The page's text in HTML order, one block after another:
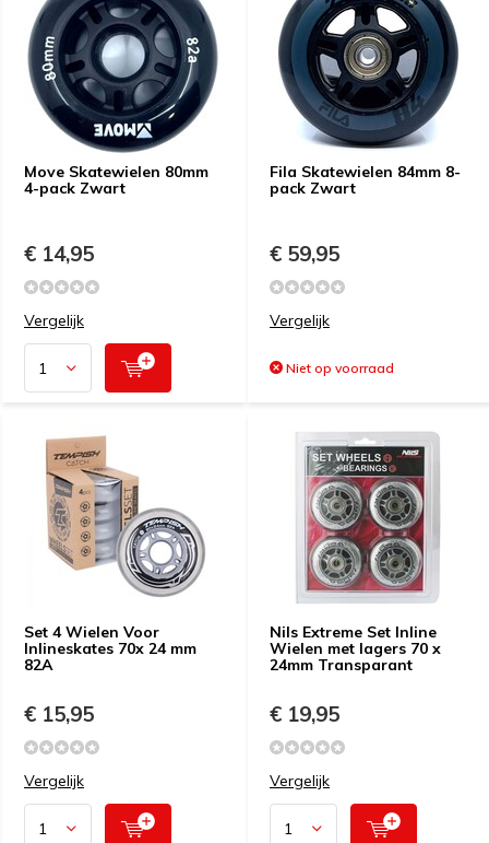
Move Skatewielen 80mm
4-pack Zwart
€ 14,95
Vergelijk
Fila Skatewielen 84mm 8-
pack Zwart
€ 59,95
Vergelijk
Niet op voorraad
Set 4 Wielen Voor
Inlineskates 70x 24 mm
82A
€ 15,95
Vergelijk
Nils Extreme Set Inline
Wielen met lagers 70 x
24mm Transparant
€ 19,95
Vergelijk